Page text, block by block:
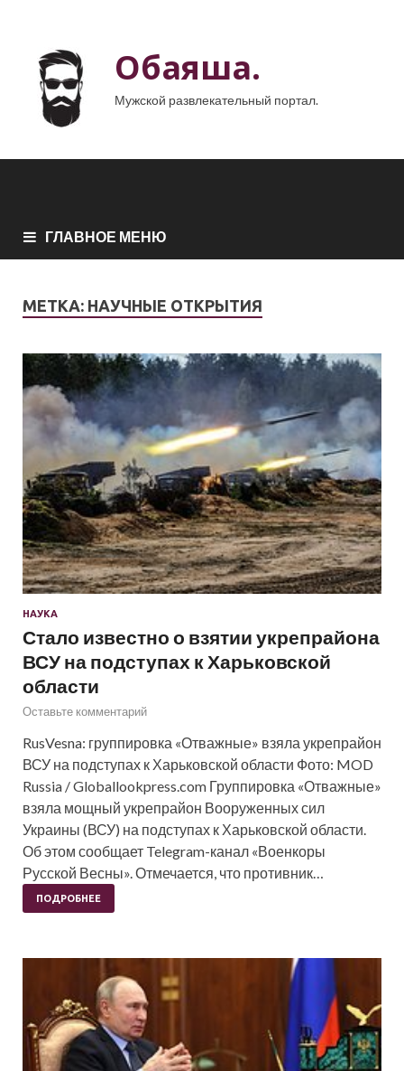
Обаяша.
Мужской развлекательный портал.
ГЛАВНОЕ МЕНЮ
МЕТКА: НАУЧНЫЕ ОТКРЫТИЯ
НАУКА
Стало известно о взятии укрепрайона
ВСУ на подступах к Харьковской
области
Оставьте комментарий
RusVesna: группировка «Отважные» взяла укрепрайон
ВСУ на подступах к Харьковской области Фото: MOD
Russia / Globallookpress.com Группировка «Отважные»
взяла мощный укрепрайон Вооруженных сил
Украины (ВСУ) на подступах к Харьковской области.
Об этом сообщает Telegram-канал «Военкоры
Русской Весны». Отмечается, что противник…
ПОДРОБНЕЕ